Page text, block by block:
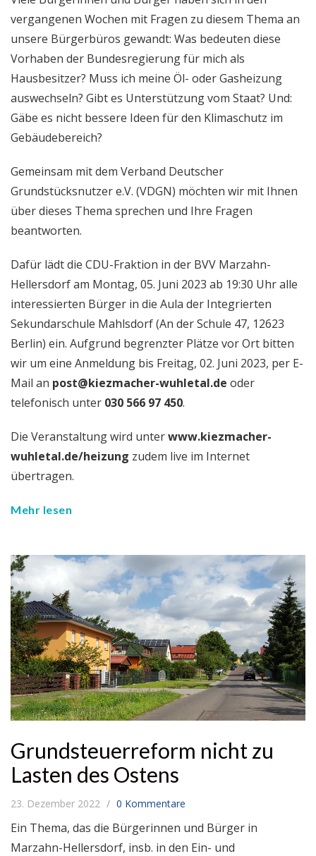
vergangenen Wochen mit Fragen zu diesem Thema an
unsere Bürgerbüros gewandt: Was bedeuten diese
Vorhaben der Bundesregierung für mich als
Hausbesitzer? Muss ich meine Öl- oder Gasheizung
auswechseln? Gibt es Unterstützung vom Staat? Und:
Gäbe es nicht bessere Ideen für den Klimaschutz im
Gebäudebereich?
Gemeinsam mit dem Verband Deutscher
Grundstücksnutzer e.V. (VDGN) möchten wir mit Ihnen
über dieses Thema sprechen und Ihre Fragen
beantworten.
Dafür lädt die CDU-Fraktion in der BVV Marzahn-
Hellersdorf am Montag, 05. Juni 2023 ab 19:30 Uhr alle
interessierten Bürger in die Aula der Integrierten
Sekundarschule Mahlsdorf (An der Schule 47, 12623
Berlin) ein. Aufgrund begrenzter Plätze vor Ort bitten
wir um eine Anmeldung bis Freitag, 02. Juni 2023, per E-
Mail an post@kiezmacher-wuhletal.de oder
telefonisch unter 030 566 97 450.
Die Veranstaltung wird unterwww.kiezmacher-
wuhletal.de/heizung zudem live im Internet
übertragen.
Mehr lesen
Grundsteuerreform nicht zu
Lasten des Ostens
23. Dezember 2022 0 Kommentare
Ein Thema, das die Bürgerinnen und Bürger in
Marzahn-Hellersdorf, insb. in den Ein- und